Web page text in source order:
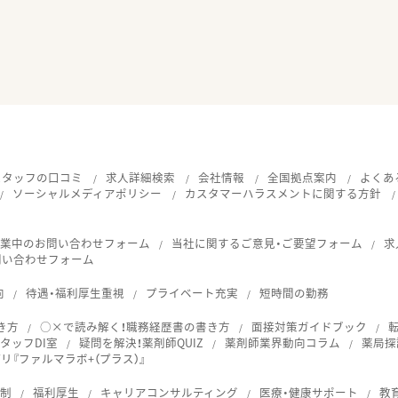
ッフの口コミ 求人詳細検索 会社情報 全国拠点案内
よく
ソーシャルメディアポリシー
カスタマーハラスメントに関する方針
中のお問い合わせフォーム 当社に関するご意見・ご要望フォーム
合わせフォーム
待遇・福利厚生重視 プライベート充実
短時間の勤務
方
○×で読み解く！職務経歴書の書き方 面接対策ガイドブック
ッフDI室
疑問を解決！薬剤師QUIZ 薬剤師業界動向コラム
薬局
ファルマラボ+（プラス）』
福利厚生 キャリアコンサルティング 医療・健康サポート 教